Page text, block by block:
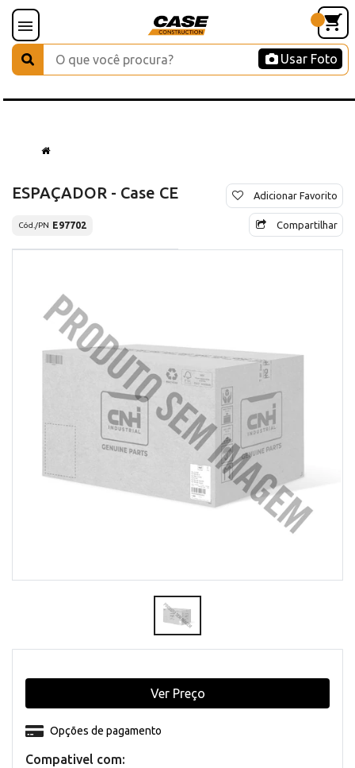
Usar Foto
ESPAÇADOR - Case CE
Cód./PN E97702
Adicionar Favorito
Compartilhar
Compativel com:
Opções de pagamento
Ver Preço